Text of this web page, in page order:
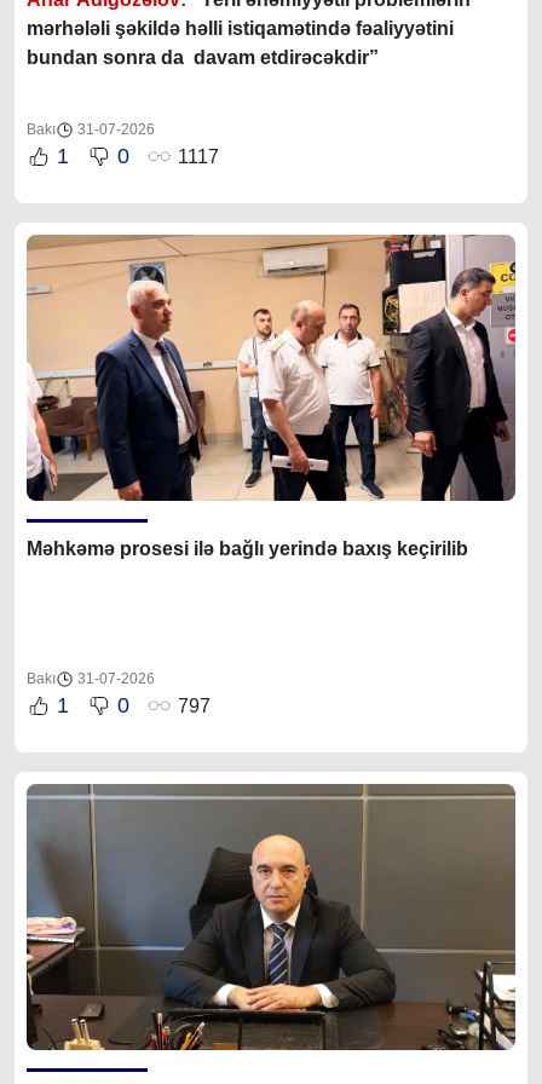
mərhələli şəkildə həlli istiqamətində fəaliyyətini
bundan sonra da davam etdirəcəkdir”
Bakı 31-07-2026
1 0 1117
Məhkəmə prosesi ilə bağlı yerində baxış keçirilib
Bakı 31-07-2026
1 0 797